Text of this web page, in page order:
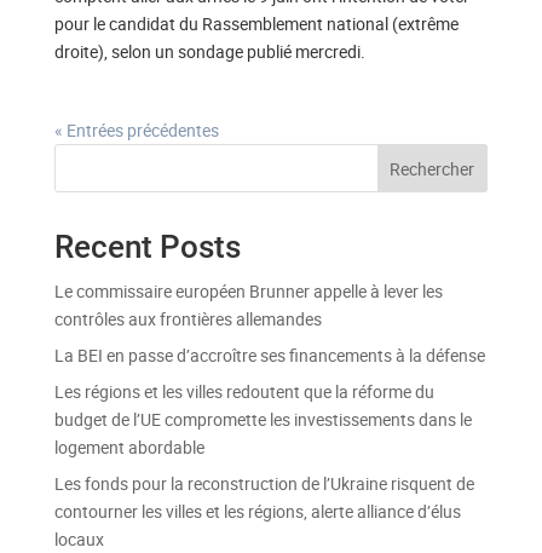
pour le candidat du Rassemblement national (extrême
droite), selon un sondage publié mercredi.
« Entrées précédentes
Rechercher
Recent Posts
Le commissaire européen Brunner appelle à lever les
contrôles aux frontières allemandes
La BEI en passe d’accroître ses financements à la défense
Les régions et les villes redoutent que la réforme du
budget de l’UE compromette les investissements dans le
logement abordable
Les fonds pour la reconstruction de l’Ukraine risquent de
contourner les villes et les régions, alerte alliance d’élus
locaux